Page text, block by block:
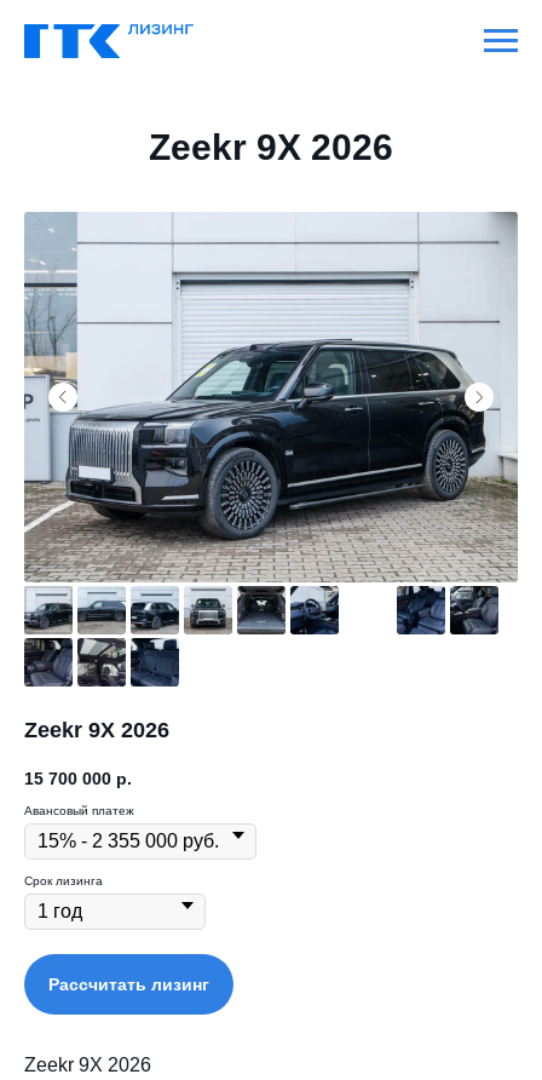
Zeekr 9X 2026
Zeekr 9X 2026
15 700 000 р.
Авансовый платеж
Срок лизинга
Рассчитать лизинг
Zeekr 9X 2026